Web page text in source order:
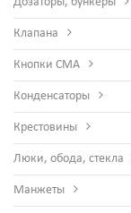
Клапана
Кнопки СМА
Конденсаторы
Крестовины
Люки, обода, стекла
Манжеты